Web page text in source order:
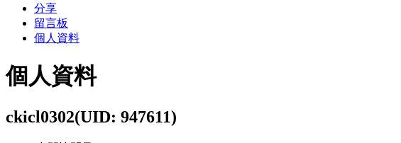
分享
留言板
個人資料
個人資料
ckicl0302(UID: 947611)